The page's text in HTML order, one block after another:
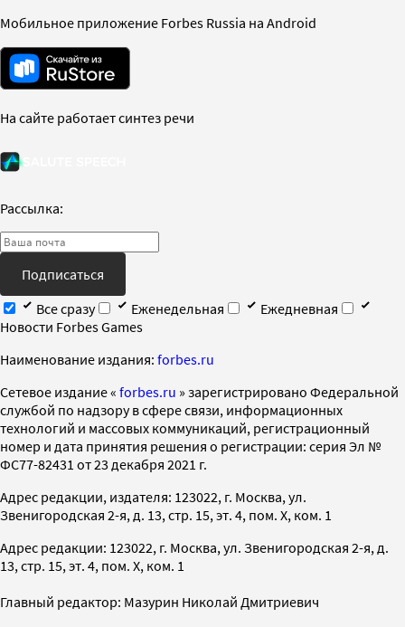
Мобильное приложение Forbes Russia на Android
На сайте работает синтез речи
Рассылка:
Подписаться
Все сразу
Еженедельная
Ежедневная
Новости Forbes Games
Наименование издания: forbes.ru
Cетевое издание « forbes.ru » зарегистрировано Федеральной
службой по надзору в сфере связи, информационных
технологий и массовых коммуникаций, регистрационный
номер и дата принятия решения о регистрации: серия Эл №
ФС77-82431 от 23 декабря 2021 г.
Адрес редакции, издателя: 123022, г. Москва, ул.
Звенигородская 2-я, д. 13, стр. 15, эт. 4, пом. X, ком. 1
Адрес редакции: 123022, г. Москва, ул. Звенигородская 2-я, д.
13, стр. 15, эт. 4, пом. X, ком. 1
Главный редактор: Мазурин Николай Дмитриевич